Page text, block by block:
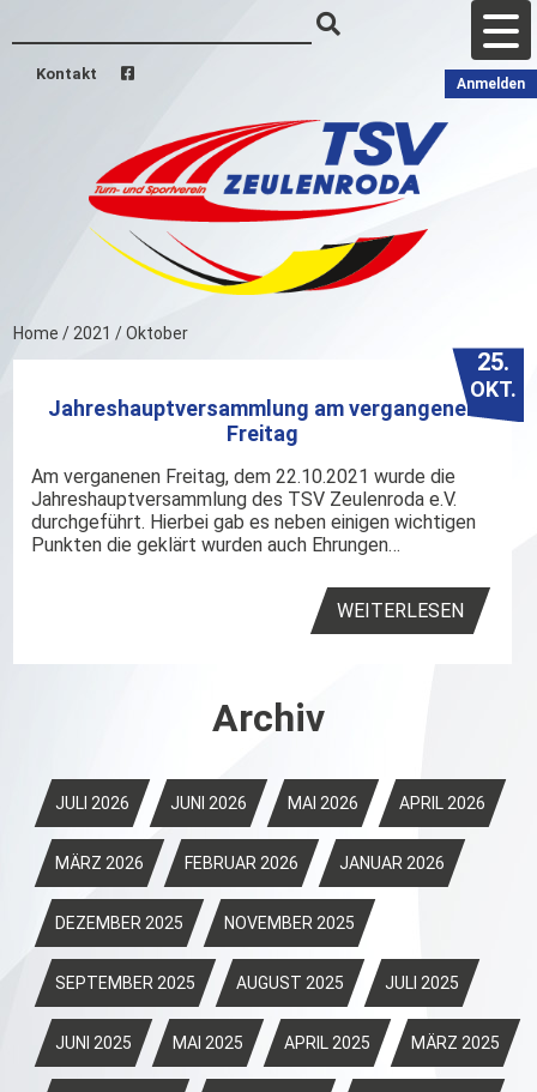
Kontakt
Anmelden
Home / 2021 /Oktober
25.
OKT.
Jahreshauptversammlung am vergangenen
Freitag
Am verganenen Freitag, dem 22.10.2021 wurde die
Jahreshauptversammlung des TSV Zeulenroda e.V.
durchgeführt. Hierbei gab es neben einigen wichtigen
Punkten die geklärt wurden auch Ehrungen…
WEITERLESEN
Archiv
JULI 2026 JUNI 2026 MAI 2026 APRIL 2026
MÄRZ 2026 FEBRUAR 2026 JANUAR 2026
DEZEMBER 2025 NOVEMBER 2025
SEPTEMBER 2025 AUGUST 2025 JULI 2025
JUNI 2025 MAI 2025 APRIL 2025 MÄRZ 2025